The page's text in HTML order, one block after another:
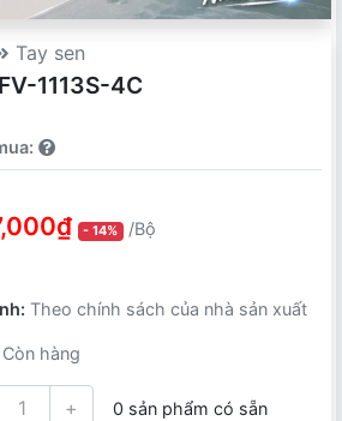
Tay sen
1113S-4C
- 14%
/Bộ
Theo chính sách của nhà sản xuất
Còn hàng
+ 0 sản phẩm có sẵn